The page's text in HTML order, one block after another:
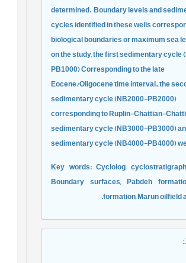
determined.Boundary levels and
cycles identified in these wells
biological boundaries or maximum sea
on the study, the first sedimentary cycle
PB1000) Corresponding to the late
Eocene/Oligocene time interval., the
sedimentary cycle (NB2000-PB2000)
corresponding to Ruplin-Chattian-
sedimentary cycle (NB3000-PB3000)
sedimentary cycle (NB4000-PB4000)
Key words: Cyclolog,
Boundary surfaces, Pabdeh
formation, Marun